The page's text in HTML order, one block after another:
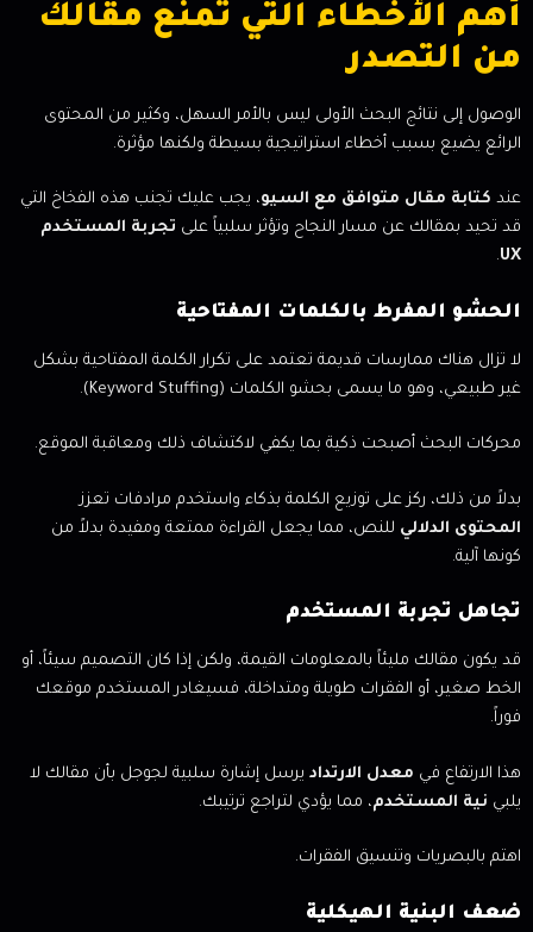
أهم الأخطاء التي تمنع مقالك
من التصدر
الوصول إلى نتائج البحث الأولى ليس بالأمر السهل، وكثير من المحتوى
الرائع يضيع بسبب أخطاء استراتيجية بسيطة ولكنها مؤثرة.
عند كتابة مقال متوافق مع السيو، يجب عليك تجنب هذه الفخاخ التي
قد تحيد بمقالك عن مسار النجاح وتؤثر سلبياً على تجربة المستخدم
UX
.
الحشو المفرط بالكلمات المفتاحية
لا تزال هناك ممارسات قديمة تعتمد على تكرار الكلمة المفتاحية بشكل
غير طبيعي، وهو ما يسمى بحشو الكلمات (Keyword Stuffing).
محركات البحث أصبحت ذكية بما يكفي لاكتشاف ذلك ومعاقبة الموقع.
بدلاً من ذلك، ركز على توزيع الكلمة بذكاء واستخدم مرادفات تعزز
المحتوى الدلالي للنص، مما يجعل القراءة ممتعة ومفيدة بدلاً من
كونها آلية.
تجاهل تجربة المستخدم
قد يكون مقالك مليئاً بالمعلومات القيمة، ولكن إذا كان التصميم سيئاً، أو
الخط صغير، أو الفقرات طويلة ومتداخلة، فسيغادر المستخدم موقعك
فوراً.
هذا الارتفاع في معدل الارتداد يرسل إشارة سلبية لجوجل بأن مقالك لا
يلبي نية المستخدم، مما يؤدي لتراجع ترتيبك.
اهتم بالبصريات وتنسيق الفقرات.
ضعف البنية الهيكلية